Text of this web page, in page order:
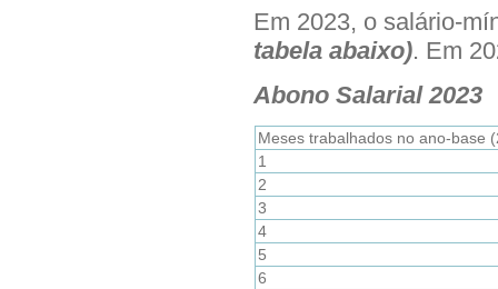
Em 2023, o salário-
tabela abaixo). Em
Abono Salarial 2023
Meses trabalhados no ano-base
1
2
3
4
5
6